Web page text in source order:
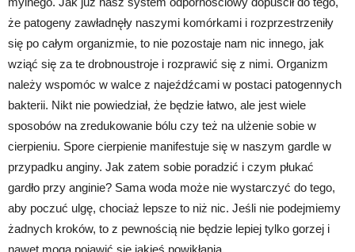
że patogeny zawładnęły naszymi komórkami i rozprzestrzeniły
się po całym organizmie, to nie pozostaje nam nic innego, jak
wziąć się za te drobnoustroje i rozprawić się z nimi. Organizm
należy wspomóc w walce z najeźdźcami w postaci patogennych
bakterii. Nikt nie powiedział, że będzie łatwo, ale jest wiele
sposobów na zredukowanie bólu czy też na ulżenie sobie w
cierpieniu. Spore cierpienie manifestuje się w naszym gardle w
przypadku anginy. Jak zatem sobie poradzić i czym płukać
gardło przy anginie? Sama woda może nie wystarczyć do tego,
aby poczuć ulgę, chociaż lepsze to niż nic. Jeśli nie podejmiemy
żadnych kroków, to z pewnością nie będzie lepiej tylko gorzej i
nawet mogą pojawić się jakieś powikłania.